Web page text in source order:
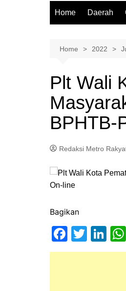
Home Daerah
Home 2022
Plt Wali
BPHTB-
Redaksi Metro
Bagikan
F
a
T
w
Li
n